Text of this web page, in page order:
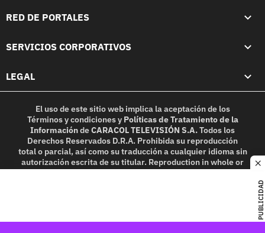
PUBLICIDAD
RED DE PORTALES
SERVICIOS CORPORATIVOS
LEGAL
El uso de este sitio web implica la aceptación de los
Términos y condicionesy Políticas de Tratamiento de la
InformacióndeCARACOL TELEVISIÓN S.A.Todos los
Derechos Reservados D.R.A. Prohibida su reproducción
total o parcial, así como su traducción a cualquier idioma sin
autorización escrita de su titular. Reproduction in whole or